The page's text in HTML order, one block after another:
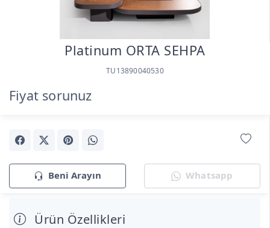
Plati̇num ORTA SEHPA
TU13890040530
Fiyat sorunuz
Beni Arayın Whatsapp
Ürün Özellikleri